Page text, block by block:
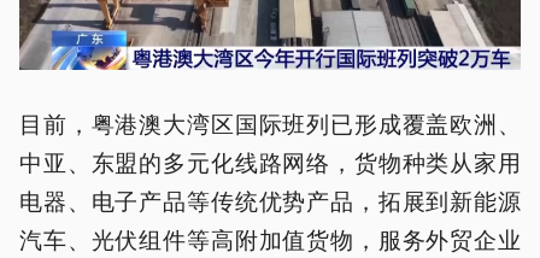
目前，粤港澳大湾区国际班列已形成覆盖欧洲、
中亚、东盟的多元化线路网络，货物种类从家用
电器、电子产品等传统优势产品，拓展到新能源
汽车、光伏组件等高附加值货物，服务外贸企业